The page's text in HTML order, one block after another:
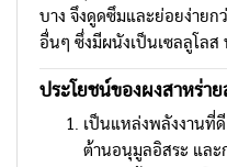
บาง จึงดูดซึมและย่อยง่ายก
อื่นๆ ซึ่งมีผนังเป็นเซลลูโล
ประโยชน์ของผงสาหร่า
เป็นแหล่งพลังงานที่
ต้านอนุมูลอิสระ และ